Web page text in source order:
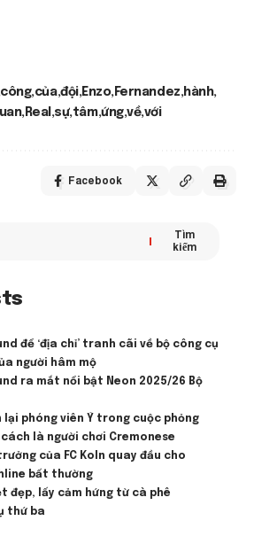
công của đội Enzo Fernandez hành
Real sự tâm ứng về với
Facebook
Tìm
kiếm
để ‘địa chỉ’ tranh cãi về bộ công cụ
người hâm mộ
ra mắt nổi bật Neon 2025/26 Bộ
lại phóng viên Ý trong cuộc phỏng
là người chơi Cremonese
của FC Koln quay đầu cho
bất thường
đẹp, lấy cảm hứng từ cà phê
thứ ba